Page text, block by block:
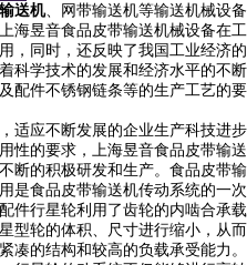
送机、网带输送机等输送机械设备
海昱音食品皮带输送机械设备在工
，同时，还反映了我国工业经济的
科学技术的发展和经济水平的不断
配件不锈钢链条等的生产工艺的要
适应不断发展的企业生产科技进步
性的要求，上海昱音食品皮带输送
断的积极研发和生产。食品皮带输
是食品皮带输送机传动系统的一次
件行星轮利用了齿轮的内啮合承载
型轮的体积、尺寸进行缩小，从而
凑的结构和较高的负载承受能力。